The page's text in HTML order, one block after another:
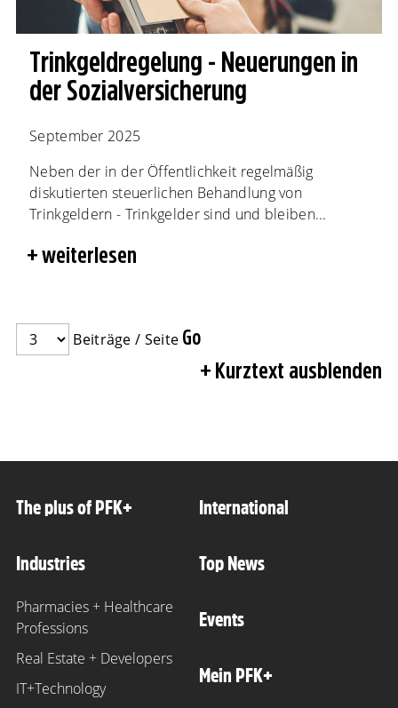
Trinkgeldregelung - Neuerungen in
der Sozialversicherung
September 2025
Neben der in der Öffentlichkeit regelmäßig
diskutierten steuerlichen Behandlung von
Trinkgeldern - Trinkgelder sind und bleiben...
weiterlesen
Beiträge / Seite
Kurztext ausblenden
The plus of PFK+
Industries
Pharmacies + Healthcare
Professions
Real Estate + Developers
IT+Technology
International
Top News
Events
Mein PFK+